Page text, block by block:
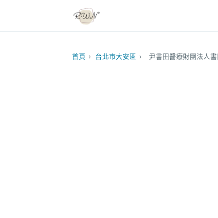
首頁 › 台北市大安區 › 尹書田醫療財團法人